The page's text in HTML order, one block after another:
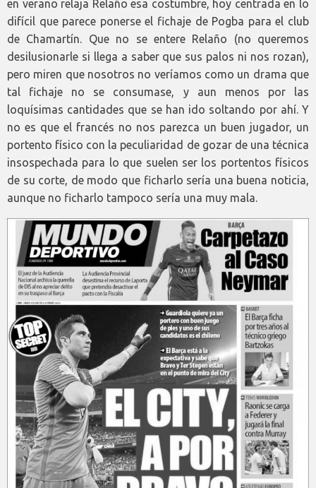
en verano relaja Relaño esa costumbre, hoy centrada en lo
difícil que parece ponerse el fichaje de Pogba para el club
de Chamartín. Que no se entere Relaño (no queremos
desilusionarle si llega a saber que sus palos ni nos rozan),
pero miren que nosotros no veríamos como un drama que
tal fichaje no se consumase, y aun menos por las
loquísimas cantidades que se han ido soltando por ahí. Y
no es que el francés no nos parezca un buen jugador, un
portento físico con la peculiaridad de gozar de una técnica
insospechada para lo que suelen ser los portentos físicos
de su corte, de modo que ficharlo sería una buena noticia,
aunque no ficharlo tampoco sería una muy mala.